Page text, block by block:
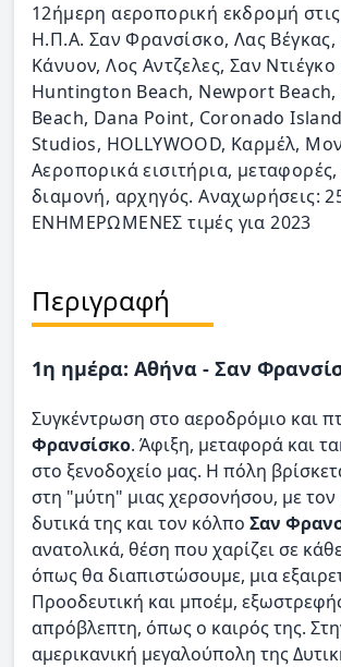
12ήμερη αεροπορική εκδρομή στις
Η.Π.Α. Σαν Φρανσίσκο, Λας Βέγκας,
Κάνυον, Λος Αντζελες, Σαν
Huntington Beach, Newport Beach,
Beach, Dana Point, Coronado
Studios, HOLLYWOOD, Καρμέλ,
Αεροπορικά εισιτήρια,
διαμονή, αρχηγός. Αναχωρήσεις:
ΕΝΗΜΕΡΩΜΕΝΕΣ τιμές για 2023
Περιγραφή
1η ημέρα: Αθήνα - Σαν
Συγκέντρωση στο αεροδρόμιο και
Φρανσίσκο. Άφιξη, μεταφορά και
στο ξενοδοχείο μας. Η πόλη
στη "μύτη" μιας χερσονήσου, με τον
δυτικά της και τον κόλπο Σαν
ανατολικά, θέση που χαρίζει σε
όπως θα διαπιστώσουμε, μια
Προοδευτική και μποέμ,
απρόβλεπτη, όπως ο καιρός της.
αμερικανική μεγαλούπολη της